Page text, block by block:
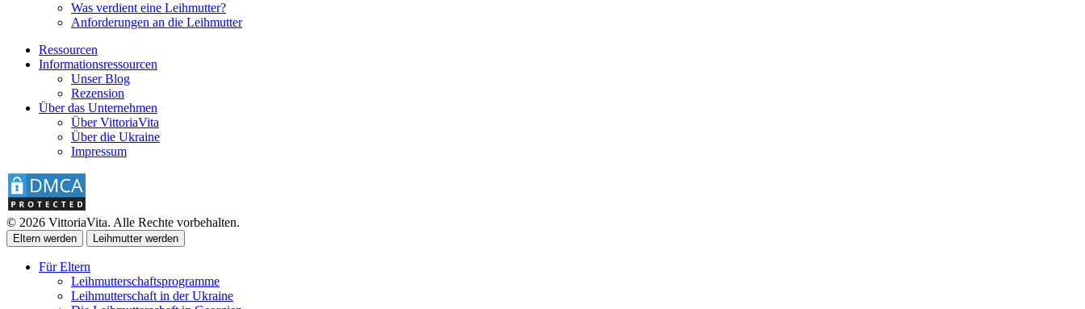
Was verdient eine Leihmutter?
Anforderungen an die Leihmutter
Ressourcen
Informationsressourcen
Unser Blog
Rezension
Über das Unternehmen
Über VittoriaVita
Über die Ukraine
Impressum
© 2026 VittoriaVita. Alle Rechte vorbehalten.
Eltern werden Leihmutter werden
Für Eltern
Leihmutterschaftsprogramme
Leihmutterschaft in der Ukraine